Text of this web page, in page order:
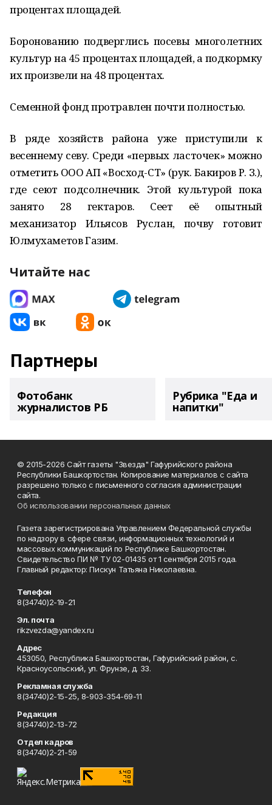
процентах площадей.
Боронованию подверглись посевы многолетних
культур на 45 процентах площадей, а подкормку
их произвели на 48 процентах.
Семенной фонд протравлен почти полностью.
В ряде хозяйств района уже приступили к
весеннему севу. Среди «первых ласточек» можно
отметить ООО АП «Восход-СТ» (рук. Бакиров Р. З.),
где сеют подсолнечник. Этой культурой пока
занято 28 гектаров. Сеет её опытный
механизатор Ильясов Руслан, почву готовит
Юлмухаметов Газим.
Читайте нас
Партнеры
Фотобанк
журналистов РБ
Рубрика "Еда и
напитки"
© 2015-2026 Сайт газеты "Звезда" Гафурийского района
Республики Башкортостан. Копирование материалов с сайта
разрешено только с письменного согласия администрации
сайта.
Об использовании персональных данных
Газета зарегистрирована Управлением Федеральной службы
по надзору в сфере связи, информационных технологий и
массовых коммуникаций по Республике Башкортостан.
Свидетельство ПИ № ТУ 02-01435 от 1 сентября 2015 года.
Главный редактор: Пискун Татьяна Николаевна.
Телефон
8(34740)2-19-21
Эл. почта
rikzvezda@yandex.ru
Адрес
453050, Республика Башкортостан, Гафурийский район, с.
Красноусольский, ул. Фрунзе, д. 33.
Рекламная служба
8(34740)2-15-25, 8-903-354-69-11
Редакция
8(34740)2-13-72
Отдел кадров
8(34740)2-21-59